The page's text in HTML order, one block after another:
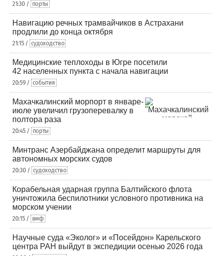
21:30 / порты
Навигацию речных трамвайчиков в Астрахани
продлили до конца октября
21:15 / судоходство
Медицинские теплоходы в Югре посетили
42 населенных пункта с начала навигации
20:59 / события
Махачкалинский морпорт в январе-
июле увеличил грузоперевалку в
полтора раза
20:45 / порты
Минтранс Азербайджана определит маршруты для
автономных морских судов
20:30 / судоходство
Корабельная ударная группа Балтийского флота
уничтожила беспилотники условного противника на
морском учении
20:15 / вмф
Научные суда «Эколог» и «Посейдон» Карельского
центра РАН выйдут в экспедиции осенью 2026 года